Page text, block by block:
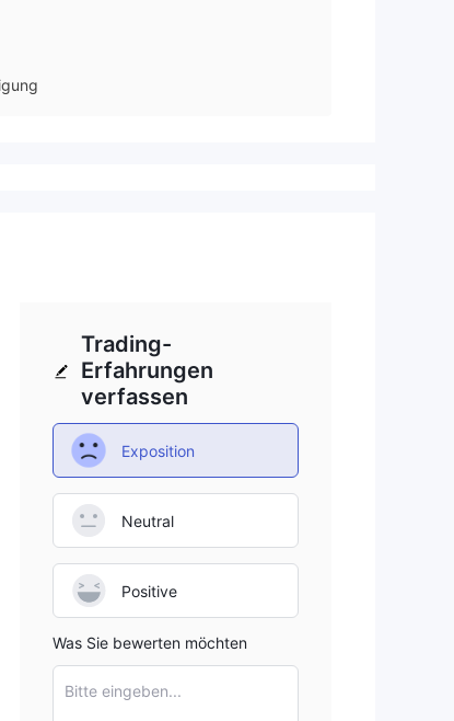
Trading-
Erfahrungen
verfassen
Exposition
Neutral
Positive
Was Sie bewerten möchten
Bitte eingeben...